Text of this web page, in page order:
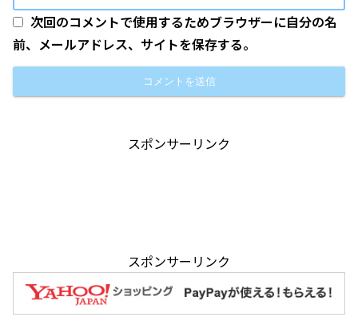
次回のコメントで使用するためブラウザーに自分の名
前、メールアドレス、サイトを保存する。
スポンサーリンク
スポンサーリンク